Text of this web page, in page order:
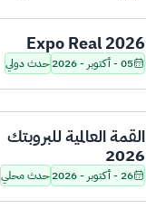
Expo Real 2026
05 - أكتوبر - 2026 حدث دولي
القمة العالمية للبروبتك
2026
26 - أكتوبر - 2026 حدث محلي